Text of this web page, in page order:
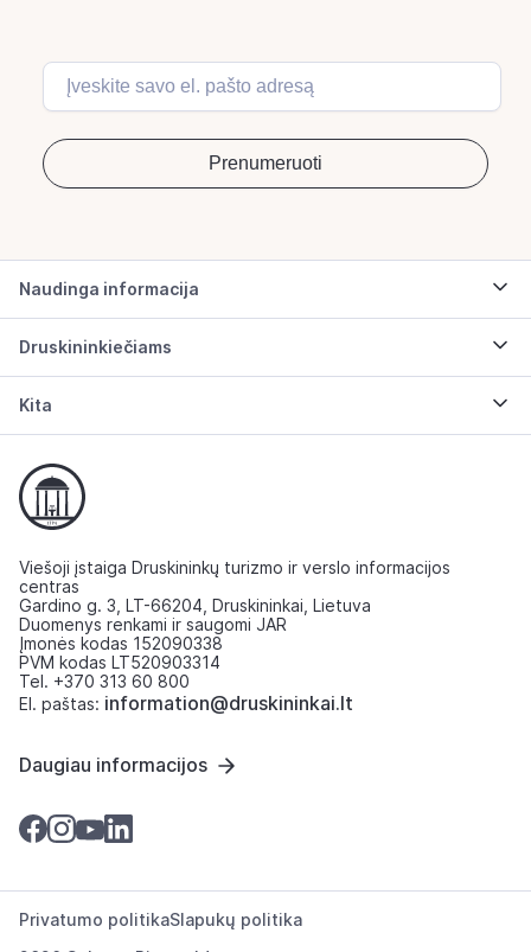
Naudinga informacija
Druskininkiečiams
Kita
Viešoji įstaiga Druskininkų turizmo ir verslo informacijos
centras
Gardino g. 3, LT-66204, Druskininkai, Lietuva
Duomenys renkami ir saugomi JAR
Įmonės kodas 152090338
PVM kodas LT520903314
Tel. +370 313 60 800
El. paštas: information@druskininkai.lt
Daugiau informacijos
Privatumo politikaSlapukų politika